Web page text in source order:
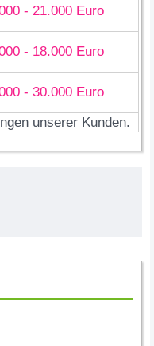
- 21.000 Euro
- 18.000 Euro
- 30.000 Euro
unserer Kunden.